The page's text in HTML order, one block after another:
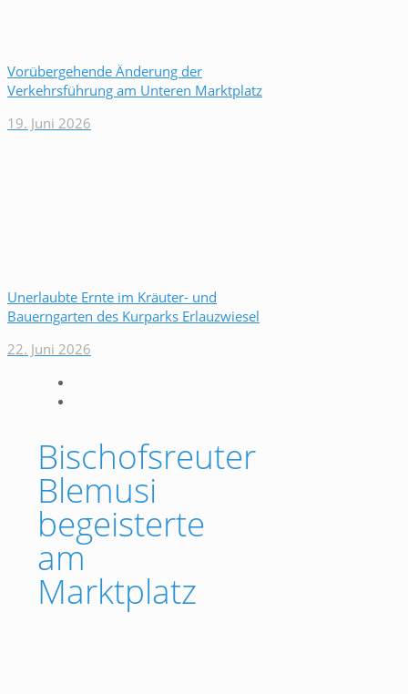
Vorübergehende Änderung der
Verkehrsführung am Unteren Marktplatz
19. Juni 2026
Unerlaubte Ernte im Kräuter- und
Bauerngarten des Kurparks Erlauzwiesel
22. Juni 2026
Bischofsreuter
Blemusi
begeisterte
am
Marktplatz